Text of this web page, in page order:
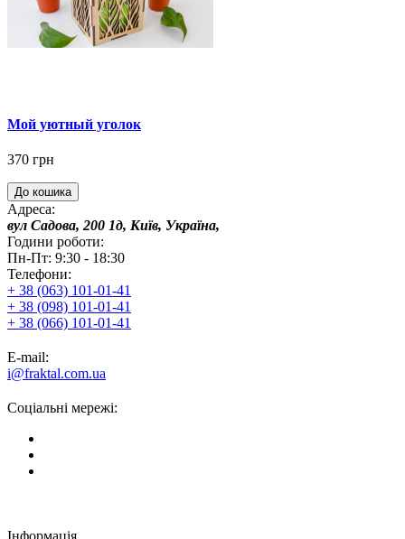
Мой уютный уголок
370 грн
До кошика
Адреса:
вул Садова, 200 1д, Київ, Україна,
Години роботи:
Пн-Пт: 9:30 - 18:30
Телефони:
+ 38 (063) 101-01-41
+ 38 (098) 101-01-41
+ 38 (066) 101-01-41
E-mail:
i@fraktal.com.ua
Соціальні мережі: